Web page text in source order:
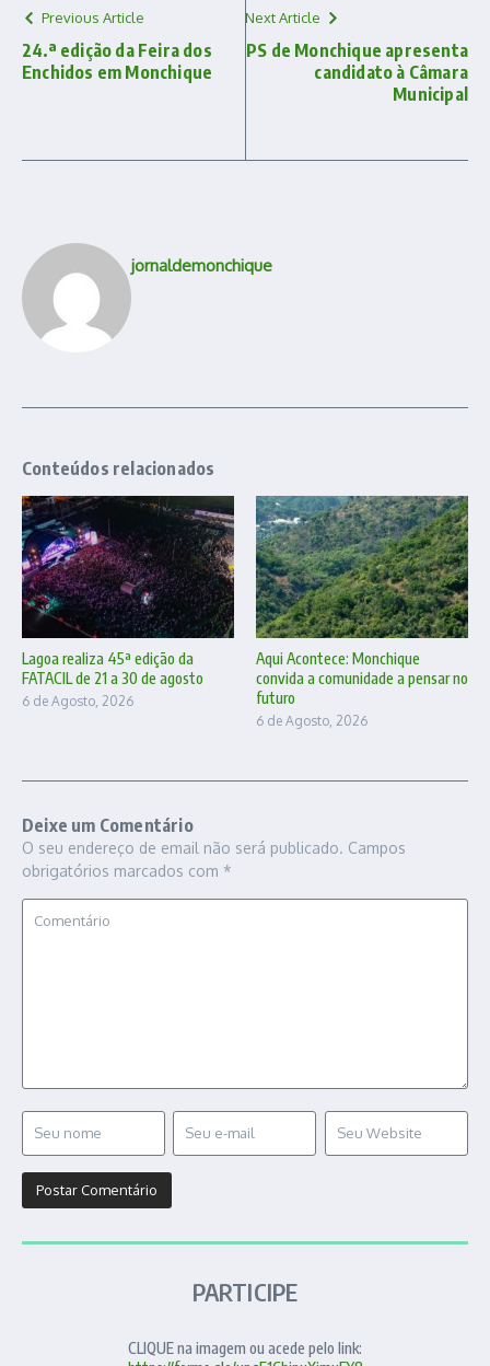
Previous Article
24.ª edição da Feira dos
Enchidos em Monchique
Next Article
PS de Monchique apresenta
candidato à Câmara
Municipal
jornaldemonchique
Conteúdos relacionados
Lagoa realiza 45ª edição da
FATACIL de 21 a 30 de agosto
6 de Agosto, 2026
Aqui Acontece: Monchique
convida a comunidade a pensar no
futuro
6 de Agosto, 2026
Deixe um Comentário
O seu endereço de email não será publicado. Campos
obrigatórios marcados com *
PARTICIPE
CLIQUE na imagem ou acede pelo link: